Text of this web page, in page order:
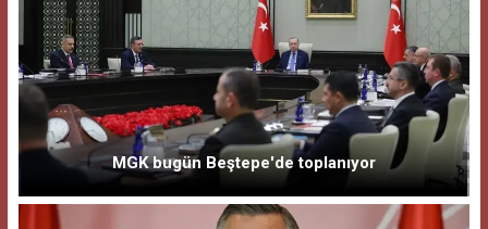
MGK bugün Beştepe'de toplanıyor